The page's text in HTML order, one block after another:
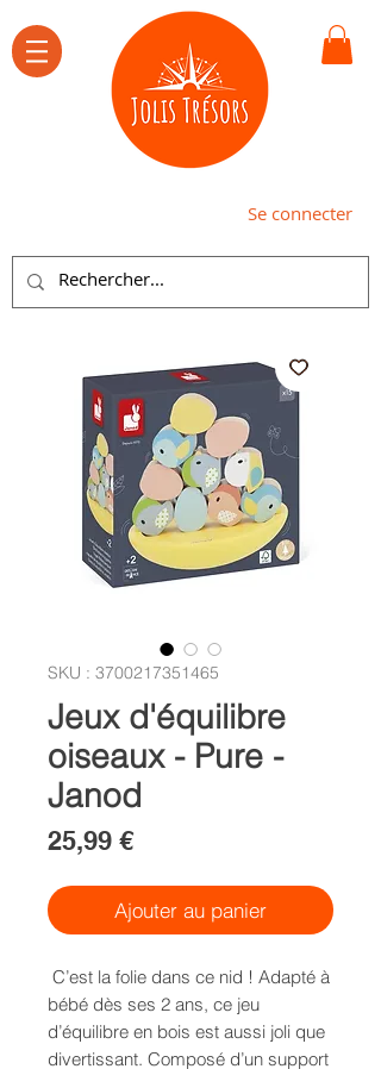
Se connecter
SKU : 3700217351465
Jeux d'équilibre
oiseaux - Pure -
Janod
25,99 €Prix
Ajouter au panier
C’est la folie dans ce nid ! Adapté à
bébé dès ses 2 ans, ce jeu
d’équilibre en bois est aussi joli que
divertissant. Composé d’un support